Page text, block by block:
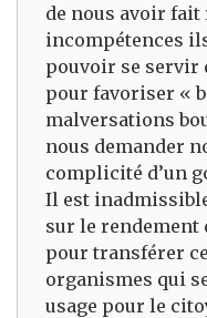
de nous avoir
incompétences
pouvoir se servir
pour favoriser «
malversations
nous demander
complicité d’un
Il est
sur le rendement
pour transférer
organismes qui
usage pour le